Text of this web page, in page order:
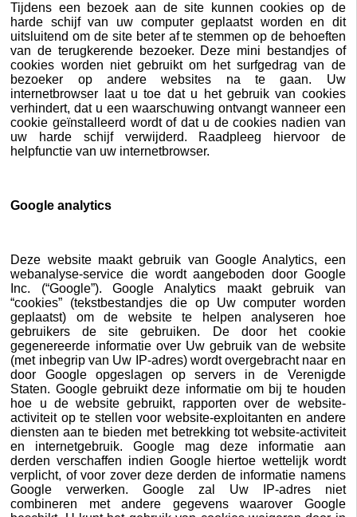
Tijdens een bezoek aan de site kunnen cookies op de
harde schijf van uw computer geplaatst worden en dit
uitsluitend om de site beter af te stemmen op de behoeften
van de terugkerende bezoeker. Deze mini bestandjes of
cookies worden niet gebruikt om het surfgedrag van de
bezoeker op andere websites na te gaan. Uw
internetbrowser laat u toe dat u het gebruik van cookies
verhindert, dat u een waarschuwing ontvangt wanneer een
cookie geïnstalleerd wordt of dat u de cookies nadien van
uw harde schijf verwijderd. Raadpleeg hiervoor de
helpfunctie van uw internetbrowser.
Google analytics
Deze website maakt gebruik van Google Analytics, een
webanalyse-service die wordt aangeboden door Google
Inc. (“Google”). Google Analytics maakt gebruik van
“cookies” (tekstbestandjes die op Uw computer worden
geplaatst) om de website te helpen analyseren hoe
gebruikers de site gebruiken. De door het cookie
gegenereerde informatie over Uw gebruik van de website
(met inbegrip van Uw IP-adres) wordt overgebracht naar en
door Google opgeslagen op servers in de Verenigde
Staten. Google gebruikt deze informatie om bij te houden
hoe u de website gebruikt, rapporten over de website-
activiteit op te stellen voor website-exploitanten en andere
diensten aan te bieden met betrekking tot website-activiteit
en internetgebruik. Google mag deze informatie aan
derden verschaffen indien Google hiertoe wettelijk wordt
verplicht, of voor zover deze derden de informatie namens
Google verwerken. Google zal Uw IP-adres niet
combineren met andere gegevens waarover Google